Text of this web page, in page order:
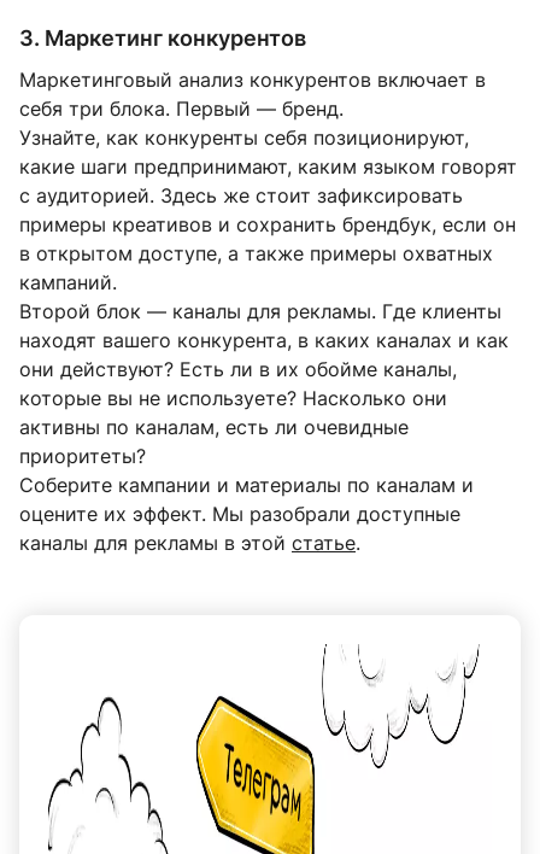
3. Маркетинг конкурентов
Маркетинговый анализ конкурентов включает в
себя три блока. Первый — бренд.
Узнайте, как конкуренты себя позиционируют,
какие шаги предпринимают, каким языком говорят
с аудиторией. Здесь же стоит зафиксировать
примеры креативов и сохранить брендбук, если он
в открытом доступе, а также примеры охватных
кампаний.
Второй блок — каналы для рекламы. Где клиенты
находят вашего конкурента, в каких каналах и как
они действуют? Есть ли в их обойме каналы,
которые вы не используете? Насколько они
активны по каналам, есть ли очевидные
приоритеты?
Соберите кампании и материалы по каналам и
оцените их эффект. Мы разобрали доступные
каналы для рекламы в этой статье.